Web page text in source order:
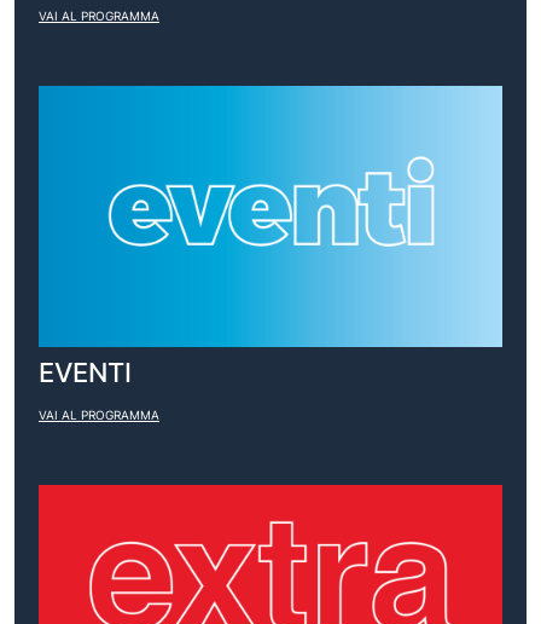
VAI AL PROGRAMMA
EVENTI
VAI AL PROGRAMMA